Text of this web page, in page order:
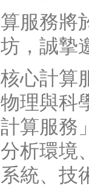
服務將
，誠摯
心計算
理與科
計算服
析環境
統、技